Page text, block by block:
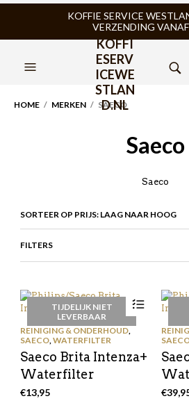
KOFFIE SERVICE
VERZENDING
KOFFI
ESERV
ICEWE
STLAN
D.NL
HOME / MERKEN / SAECO
Saeco
Saeco
FILTERS
TIJDELIJK NIET
LEVERBAAR
REINIGING & ONDERHOUD,
SAECO,WATERFILTER
Saeco Brita Intenza+
Waterfilter
€13,95 €